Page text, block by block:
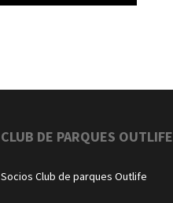
CLUB DE PARQUES OUTLIFE
Socios Club de parques Outlife